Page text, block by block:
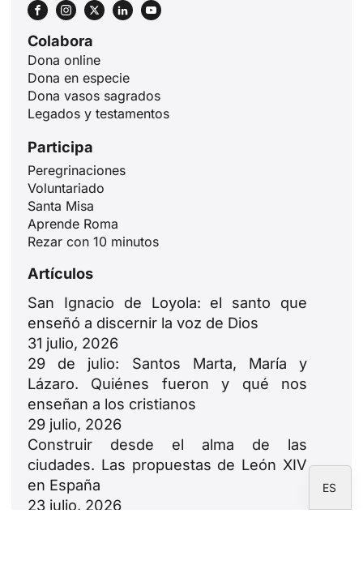
Colabora
Dona online
Dona en especie
Dona vasos sagrados
Legados y testamentos
Participa
Peregrinaciones
Voluntariado
Santa Misa
Aprende Roma
Rezar con 10 minutos
Artículos
San Ignacio de Loyola: el santo que
enseñó a discernir la voz de Dios
31 julio, 2026
29 de julio: Santos Marta, María y
Lázaro. Quiénes fueron y qué nos
enseñan a los cristianos
29 julio, 2026
Construir desde el alma de las
ciudades. Las propuestas de León XIV
en España
23 julio, 2026
ES